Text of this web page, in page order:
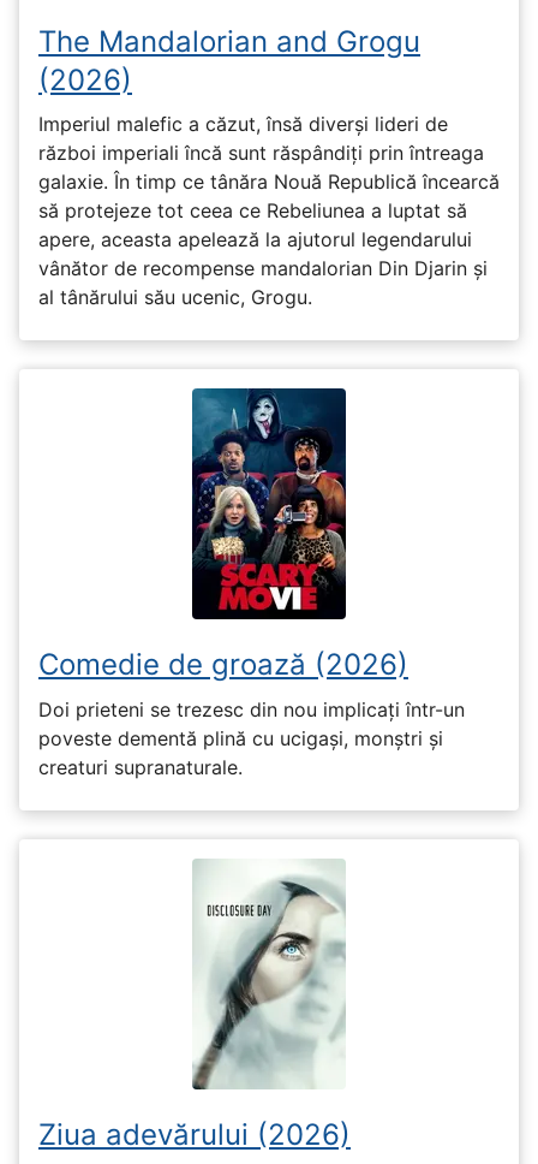
The Mandalorian and Grogu
(2026)
Imperiul malefic a căzut, însă diverși lideri de
război imperiali încă sunt răspândiți prin întreaga
galaxie. În timp ce tânăra Nouă Republică încearcă
să protejeze tot ceea ce Rebeliunea a luptat să
apere, aceasta apelează la ajutorul legendarului
vânător de recompense mandalorian Din Djarin și
al tânărului său ucenic, Grogu.
Comedie de groază (2026)
Doi prieteni se trezesc din nou implicați într-un
poveste dementă plină cu ucigași, monștri și
creaturi supranaturale.
Ziua adevărului (2026)